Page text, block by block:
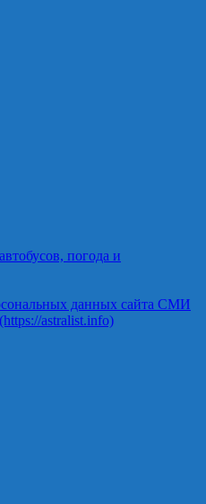
погода и
данных сайта СМИ
astralist.info)